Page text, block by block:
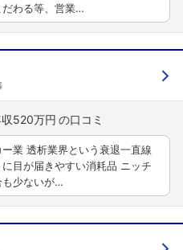
わる等、営業…
520万円
業 透析業界という衰退一直線
目が届きやすい消耗品 ニッチ
も少ないが…